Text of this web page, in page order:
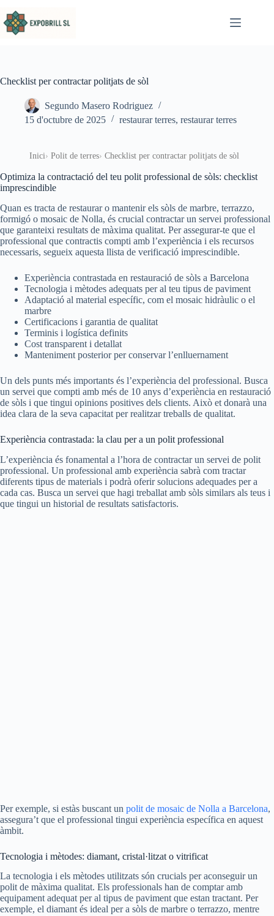
Checklist per contractar politjats de sòl
Segundo Masero Rodriguez
15 d'octubre de 2025
restaurar terres, restaurar terres
Inici Polit de terres Checklist per contractar politjats de sòl
Optimiza la contractació del teu polit professional de sòls: checklist
imprescindible
Quan es tracta de restaurar o mantenir els sòls de marbre, terrazzo,
formigó o mosaic de Nolla, és crucial contractar un servei professional
que garanteixi resultats de màxima qualitat. Per assegurar-te que el
professional que contractis compti amb l’experiència i els recursos
necessaris, segueix aquesta llista de verificació imprescindible.
Experiència contrastada en restauració de sòls a Barcelona
Tecnologia i mètodes adequats per al teu tipus de paviment
Adaptació al material específic, com el mosaic hidràulic o el
marbre
Certificacions i garantia de qualitat
Terminis i logística definits
Cost transparent i detallat
Manteniment posterior per conservar l’enlluernament
Un dels punts més importants és l’experiència del professional. Busca
un servei que compti amb més de 10 anys d’experiència en restauració
de sòls i que tingui opinions positives dels clients. Això et donarà una
idea clara de la seva capacitat per realitzar treballs de qualitat.
Experiència contrastada: la clau per a un polit professional
L’experiència és fonamental a l’hora de contractar un servei de polit
professional. Un professional amb experiència sabrà com tractar
diferents tipus de materials i podrà oferir solucions adequades per a
cada cas. Busca un servei que hagi treballat amb sòls similars als teus i
que tingui un historial de resultats satisfactoris.
Per exemple, si estàs buscant un polit de mosaic de Nolla a Barcelona,
assegura’t que el professional tingui experiència específica en aquest
àmbit.
Tecnologia i mètodes: diamant, cristal·litzat o vitrificat
La tecnologia i els mètodes utilitzats són crucials per aconseguir un
polit de màxima qualitat. Els professionals han de comptar amb
equipament adequat per al tipus de paviment que estan tractant. Per
exemple, el diamant és ideal per a sòls de marbre o terrazzo, mentre